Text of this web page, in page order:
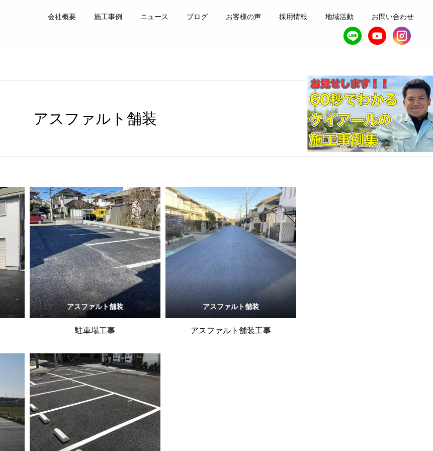
会社概要 施工事例 ニュース ブログ お客様の声 採用情報 地域活動 お問い合わせ
アスファルト舗装
アスファルト舗装
駐車場工事
アスファルト舗装
アスファルト舗装工事